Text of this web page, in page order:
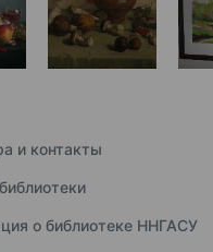
и контакты
о библиотеке ННГАСУ